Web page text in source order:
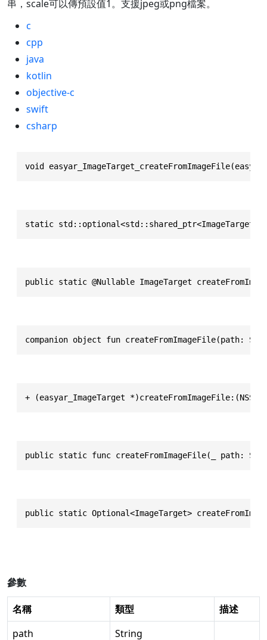
串，scale可以傳預設值1。支援jpeg或png檔案。
c
cpp
java
kotlin
objective-c
swift
csharp
void
static
public static @Nullable ImageTarget
companion object fun
+ (easyar_ImageTarget
public static func createFromImageFile(_ path:
public static Optional<ImageTarget>
參數
名稱 類型
描述
path
String